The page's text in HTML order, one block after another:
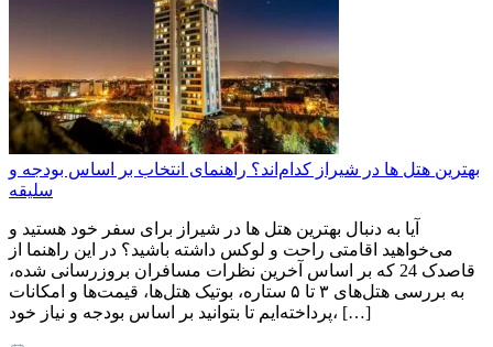
بهترین هتل‌ ها در شیراز کدام‌اند؟ راهنمای انتخاب بر اساس بودجه و
سلیقه
آیا به دنبال بهترین هتل‌ ها در شیراز برای سفر خود هستید و
می‌خواهید اقامتی راحت و لوکس داشته باشید؟ در این راهنما از
قاصدک 24 که بر اساس آخرین نظرات مسافران بروزرسانی شده،
به بررسی هتل‌های ۳ تا ۵ ستاره، بوتیک هتل‌ها، قیمت‌ها و امکانات
پرداخته‌ایم تا بتوانید بر اساس بودجه و نیاز خود، […]